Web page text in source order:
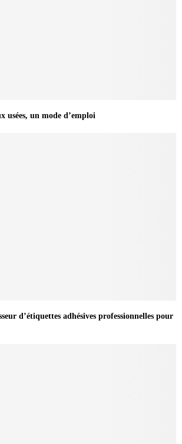
usées, un mode d’emploi
d’étiquettes adhésives professionnelles pour